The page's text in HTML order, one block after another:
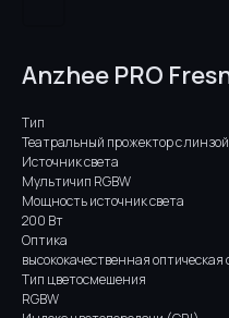
Anzhee PRO
Тип
Театральный прожектор с
Источник света
Мультичип RGBW
Мощность источник света
200 Вт
Оптика
высококачественная оптическая
Тип цветосмешения
RGBW